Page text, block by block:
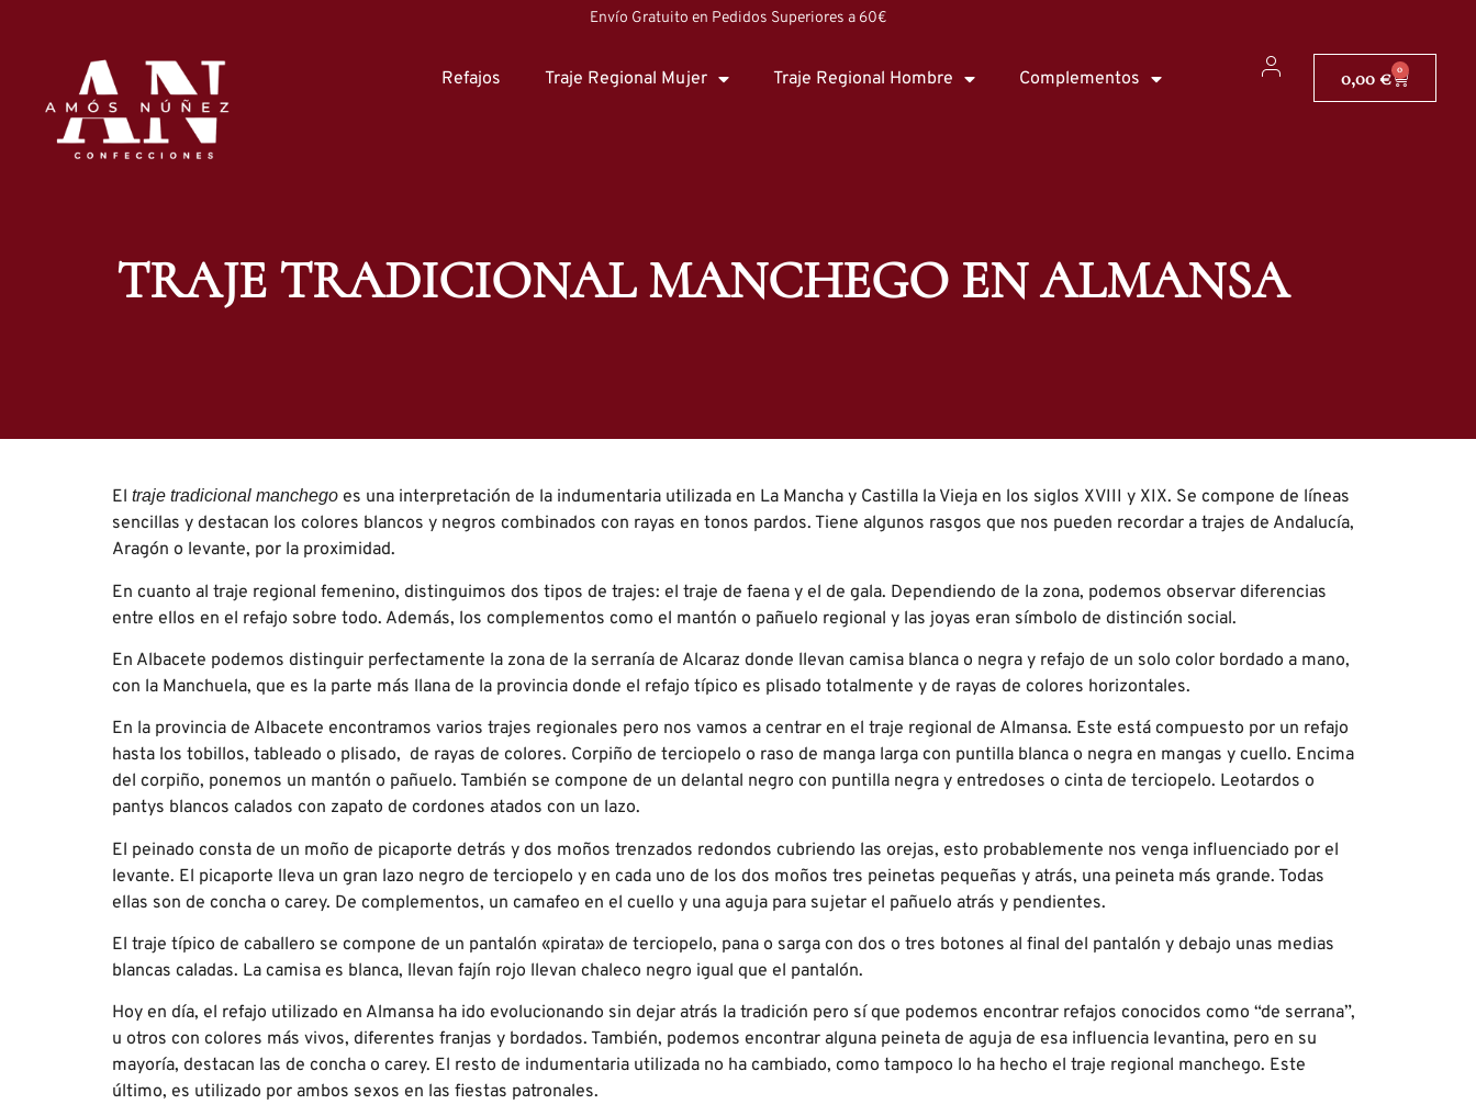
Envío Gratuito en Pedidos Superiores a 60€
Refajos Traje Regional Mujer Traje Regional Hombre Complementos 0,00 € 0
TRAJE TRADICIONAL MANCHEGO EN ALMANSA
El traje tradicional manchego es una interpretación de la indumentaria utilizada en La Mancha y Castilla la Vieja en los siglos XVIII y XIX. Se compone de líneas
sencillas y destacan los colores blancos y negros combinados con rayas en tonos pardos. Tiene algunos rasgos que nos pueden recordar a trajes de Andalucía,
Aragón o levante, por la proximidad.
En cuanto al traje regional femenino, distinguimos dos tipos de trajes: el traje de faena y el de gala. Dependiendo de la zona, podemos observar diferencias
entre ellos en el refajo sobre todo. Además, los complementos como el mantón o pañuelo regional y las joyas eran símbolo de distinción social.
En Albacete podemos distinguir perfectamente la zona de la serranía de Alcaraz donde llevan camisa blanca o negra y refajo de un solo color bordado a mano,
con la Manchuela, que es la parte más llana de la provincia donde el refajo típico es plisado totalmente y de rayas de colores horizontales.
En la provincia de Albacete encontramos varios trajes regionales pero nos vamos a centrar en el traje regional de Almansa. Este está compuesto por un refajo
hasta los tobillos, tableado o plisado, de rayas de colores. Corpiño de terciopelo o raso de manga larga con puntilla blanca o negra en mangas y cuello. Encima
del corpiño, ponemos un mantón o pañuelo. También se compone de un delantal negro con puntilla negra y entredoses o cinta de terciopelo. Leotardos o
pantys blancos calados con zapato de cordones atados con un lazo.
El peinado consta de un moño de picaporte detrás y dos moños trenzados redondos cubriendo las orejas, esto probablemente nos venga influenciado por el
levante. El picaporte lleva un gran lazo negro de terciopelo y en cada uno de los dos moños tres peinetas pequeñas y atrás, una peineta más grande. Todas
ellas son de concha o carey. De complementos, un camafeo en el cuello y una aguja para sujetar el pañuelo atrás y pendientes.
El traje típico de caballero se compone de un pantalón «pirata» de terciopelo, pana o sarga con dos o tres botones al final del pantalón y debajo unas medias
blancas caladas. La camisa es blanca, llevan fajín rojo llevan chaleco negro igual que el pantalón.
Hoy en día, el refajo utilizado en Almansa ha ido evolucionando sin dejar atrás la tradición pero sí que podemos encontrar refajos conocidos como “de serrana”,
u otros con colores más vivos, diferentes franjas y bordados. También, podemos encontrar alguna peineta de aguja de esa influencia levantina, pero en su
mayoría, destacan las de concha o carey. El resto de indumentaria utilizada no ha cambiado, como tampoco lo ha hecho el traje regional manchego. Este
último, es utilizado por ambos sexos en las fiestas patronales.